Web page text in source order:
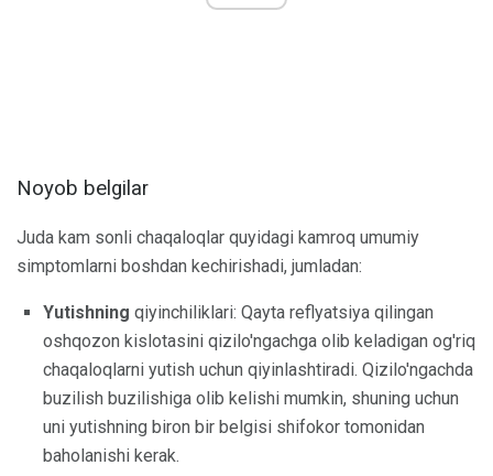
Noyob belgilar
Juda kam sonli chaqaloqlar quyidagi kamroq umumiy
simptomlarni boshdan kechirishadi, jumladan:
Yutishning qiyinchiliklari: Qayta reflyatsiya qilingan
oshqozon kislotasini qizilo'ngachga olib keladigan og'riq
chaqaloqlarni yutish uchun qiyinlashtiradi. Qizilo'ngachda
buzilish buzilishiga olib kelishi mumkin, shuning uchun
uni yutishning biron bir belgisi shifokor tomonidan
baholanishi kerak.